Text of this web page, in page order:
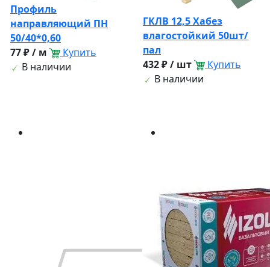
Профиль
направляющий ПН
50/40*0,60
77 ₽ / м
Купить
В наличии
ГКЛВ 12,5 Хабез
влагостойкий 50шт/
пал
432 ₽ / шт
Купить
В наличии